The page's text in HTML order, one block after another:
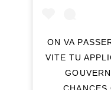
ON VA
VITE TU